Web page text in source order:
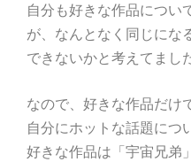
自分も好きな作品につい
が、なんとなく同じにな
できないかと考えてまし
なので、好きな作品だけ
自分にホットな話題につ
好きな作品は「宇宙兄弟